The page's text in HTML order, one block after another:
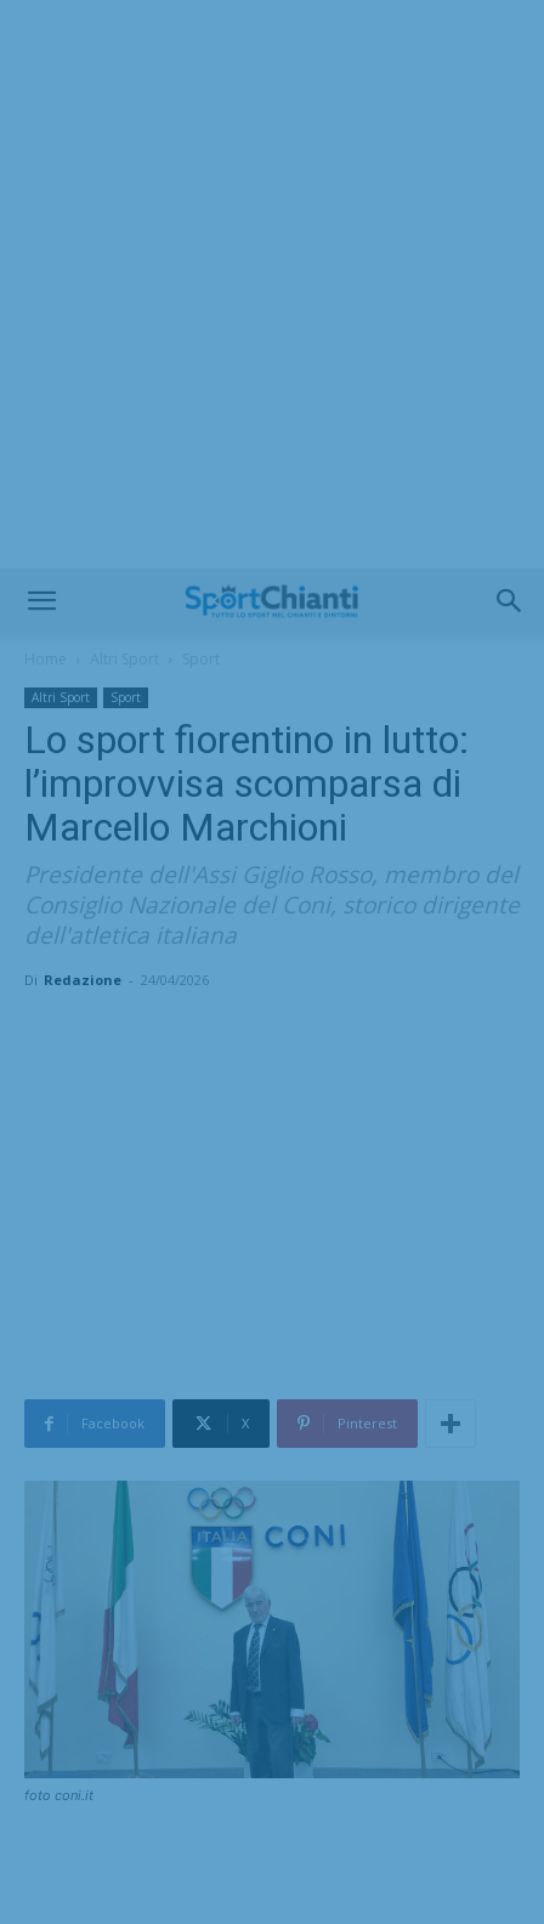
Altri Sport Sport
Lo sport fiorentino in lutto:
l’improvvisa scomparsa di
Marcello Marchioni
Presidente dell'Assi Giglio Rosso, membro del
Consiglio Nazionale del Coni, storico dirigente
dell'atletica italiana
Di Redazione - 24/04/2026
Facebook X Pinterest
foto coni.it